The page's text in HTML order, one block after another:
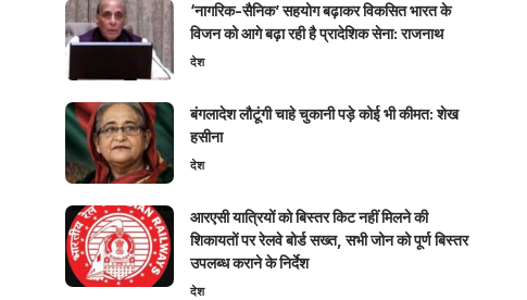
‘नागरिक-सैनिक’ सहयोग बढ़ाकर विकसित भारत के
विजन को आगे बढ़ा रही है प्रादेशिक सेना: राजनाथ
देश
बंगलादेश लौटूंगी चाहे चुकानी पड़े कोई भी कीमत: शेख
हसीना
देश
आरएसी यात्रियों को बिस्तर किट नहीं मिलने की
शिकायतों पर रेलवे बोर्ड सख्त, सभी जोन को पूर्ण बिस्तर
उपलब्ध कराने के निर्देश
देश